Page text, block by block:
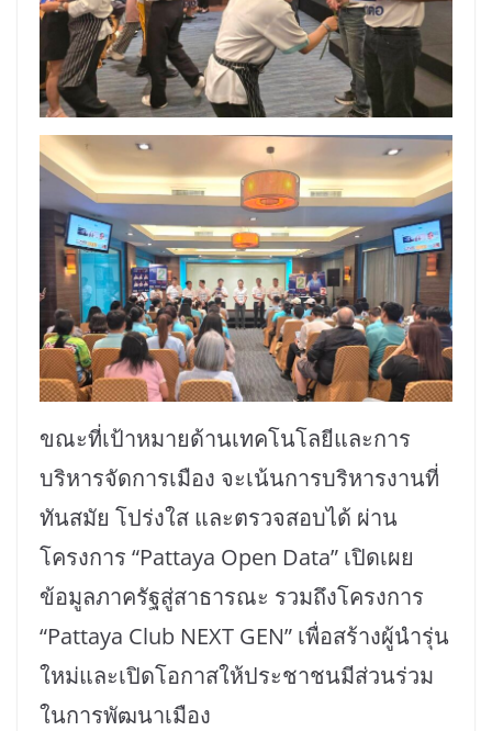
ขณะที่เป้าหมายด้านเทคโนโลยีและการ
บริหารจัดการเมือง จะเน้นการบริหารงานที่
ทันสมัย โปร่งใส และตรวจสอบได้ ผ่าน
โครงการ “Pattaya Open Data” เปิดเผย
ข้อมูลภาครัฐสู่สาธารณะ รวมถึงโครงการ
“Pattaya Club NEXT GEN” เพื่อสร้างผู้นำรุ่น
ใหม่และเปิดโอกาสให้ประชาชนมีส่วนร่วม
ในการพัฒนาเมือง